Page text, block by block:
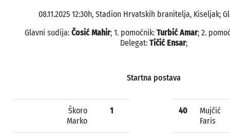
08.11.2025 12:30h, Stadion Hrvatskih branitelja, Kiseljak;
Glavni sudija: Čosić Mahir; 1. pomoćnik: Turbić Amar; 2.
Delegat: Tičić Ensar;
Startna postava
Škoro
Marko
1 40
Mujčić
Faris